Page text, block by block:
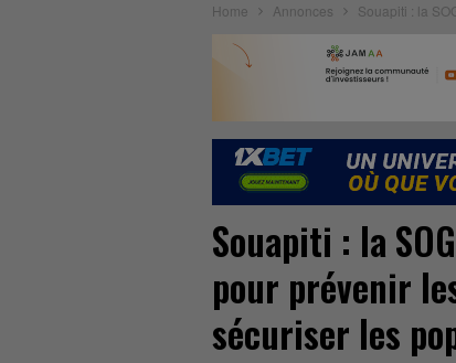
Home Annonces Souapiti : la
Souapiti : la
pour prévenir
sécuriser les